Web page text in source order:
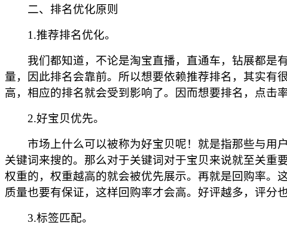
二、排名优化原则
1.推荐排名优化。
我们都知道，不论是淘宝直播，直通车，钻展都是有
量，因此排名会靠前。所以想要依赖推荐排名，其实有
高，相应的排名就会受到影响了。因而想要排名，点击
2.好宝贝优先。
市场上什么可以被称为好宝贝呢！就是指那些与用户
关键词来搜的。那么对于关键词对于宝贝来说就至关重
权重的，权重越高的就会被优先展示。再就是回购率。
质量也要有保证，这样回购率才会高。好评越多，评分
3.标签匹配。